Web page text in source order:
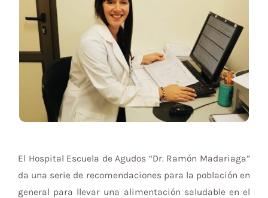
El Hospital Escuela de Agudos “Dr. Ramón Madariaga”
da una serie de recomendaciones para la población en
general para llevar una alimentación saludable en el